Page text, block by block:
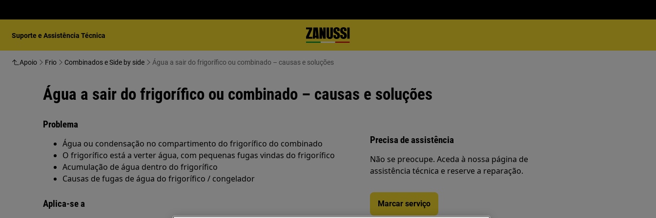
Suporte e Assistência Técnica
Apoio Frio Combinados e Side by side Água a sair do frigorífico ou combinado – causas e soluções
Água a sair do frigorífico ou combinado – causas e soluções
Problema
Água ou condensação no compartimento do frigorífico do combinado
O frigorífico está a verter água, com pequenas fugas vindas do frigorífico
Acumulação de água dentro do frigorífico
Causas de fugas de água do frigorífico / congelador
Aplica-se a
Precisa de assistência
Não se preocupe. Aceda à nossa página de
assistência técnica e reserve a reparação.
Marcar serviço